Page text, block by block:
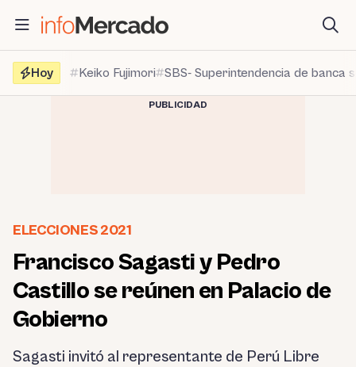
contenido
Hoy
Keiko Fujimori SBS- Superintendencia de banca
PUBLICIDAD
ELECCIONES 2021
Francisco Sagasti y Pedro
Castillo se reúnen en Palacio de
Gobierno
Sagasti invitó al representante de Perú Libre